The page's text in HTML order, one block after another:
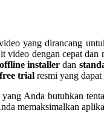
yang dirancang
dengan cepat
offline installerdan
free trial resmi yang
Anda butuhkan
memaksimalkan